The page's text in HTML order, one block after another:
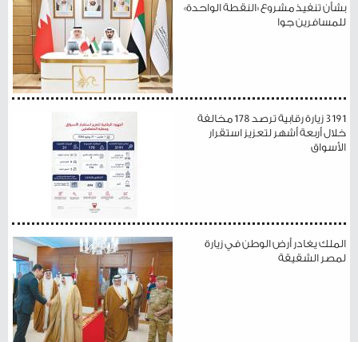
بشأن تنفيذ مشروع «النقطة الواحدة»
للمسافرين جوا
3191 زيارة رقابية ترصد 178 مخالفة
خلال أربعة أشهر لتعزيز استقرار
الأسواق
الملك يغادر أرض الوطن في زيارة
لمصر الشقيقة